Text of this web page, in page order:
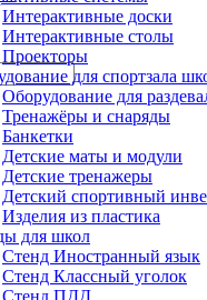
Интерактивные доски
Интерактивные столы
Проекторы
для спортзала
Оборудование для
Тренажёры и снаряды
Банкетки
Детские маты и модули
Детские тренажеры
Детский спортивный
Изделия из пластика
для школ
Стенд Иностранный язык
Стенд Классный уголок
Стенд ПДД